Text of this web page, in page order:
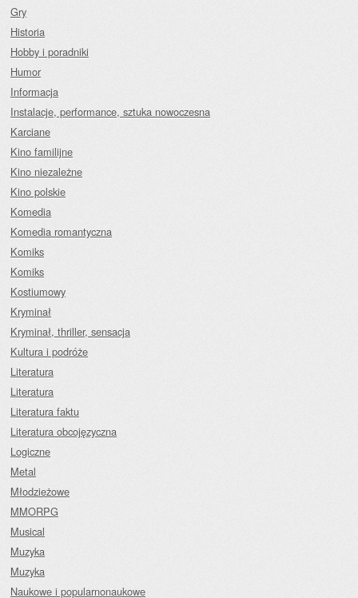
Gry
Historia
Hobby i poradniki
Humor
Informacja
Instalacje, performance, sztuka nowoczesna
Karciane
Kino familijne
Kino niezależne
Kino polskie
Komedia
Komedia romantyczna
Komiks
Komiks
Kostiumowy
Kryminał
Kryminał, thriller, sensacja
Kultura i podróże
Literatura
Literatura
Literatura faktu
Literatura obcojęzyczna
Logiczne
Metal
Młodzieżowe
MMORPG
Musical
Muzyka
Muzyka
Naukowe i popularnonaukowe